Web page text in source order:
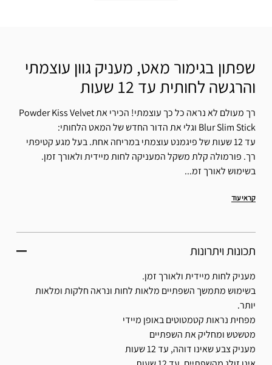
שפתון בגימור מאט, מעניק גוון עוצמתי
והרגשה לחותית עד 12 שעות
רך מעולם לא נראה כל כך עוצמתי! הכירי את Powder Kiss Velvet
Blur Slim Stick וגלי את הדור החדש של המאט הלחותי:
עד 12 שעות של פיגמנט עוצמתי במריחה אחת. בעל מגע קטיפתי
רך. פורמולה קלת משקל המעניקה לחות מיידית ולאורך זמן.
בשימוש לאורך זמ...
קראי עוד
תכונות ויתרונות
מעניק לחות מיידית ולאורך זמן.
בשימוש מתמשך השפתיים מלאות לחות ונראה חלקות ומלאות
יותר.
מפחית נראות קטמטוטים באופן מיידי
מטשטש ומחליק את השפתיים
מעניק צבע שאינו דוהה, עד 12 שעות